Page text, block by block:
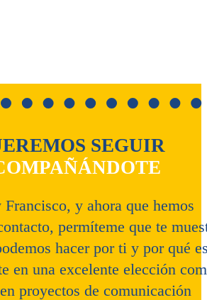
SEGUIR
y ahora que hemos
permíteme que te
hacer por ti y por qué
en una excelente elección
proyectos de comunicación